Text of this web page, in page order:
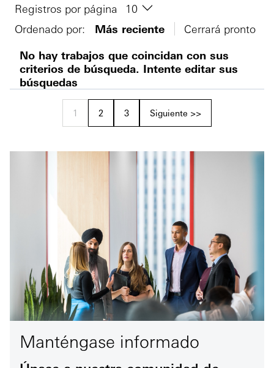
Registros por página
Ordenado por:
Más reciente
Cerrará pronto
No hay trabajos que coincidan con sus
criterios de búsqueda. Intente editar sus
búsquedas
1 2 3 Siguiente >>
Manténgase informado